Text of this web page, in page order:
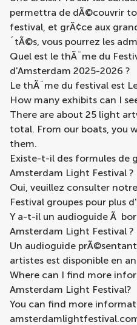
permettra de dÃ©couvrir
festival, et grÃ¢ce aux
´tÃ©s, vous pourrez les
Quel est le thÃ¨me du
d'Amsterdam 2025-2026 ?
Le thÃ¨me du festival est
How many exhibits can I
There are about 25 light
total. From our boats, you
them.
Existe-t-il des formules de
Amsterdam Light Festival ?
Oui, veuillez consulter
Festival groupes pour plus
Y a-t-il un audioguide Ã
Amsterdam Light Festival ?
Un audioguide
artistes est disponible en
Where can I find more
Amsterdam Light Festival?
You can find more